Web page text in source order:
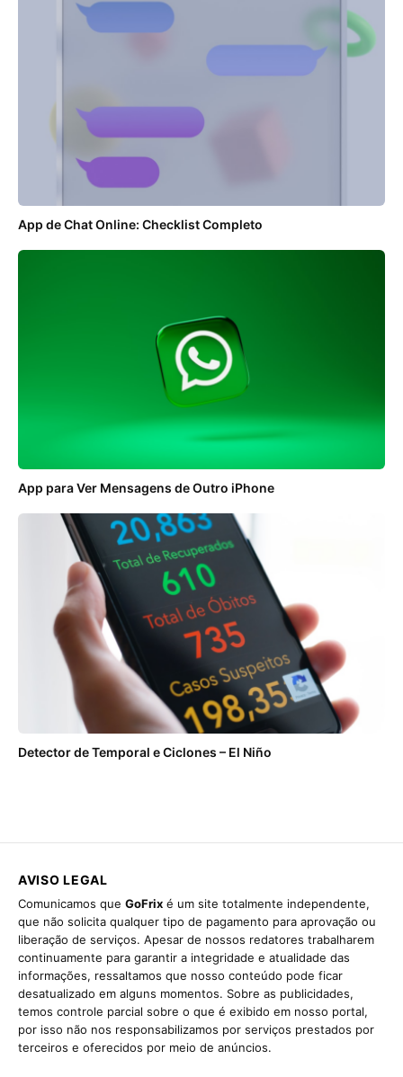
App de Chat Online: Checklist Completo
App para Ver Mensagens de Outro iPhone
Detector de Temporal e Ciclones – El Niño
AVISO LEGAL
Comunicamos que GoFrix é um site totalmente independente,
que não solicita qualquer tipo de pagamento para aprovação ou
liberação de serviços. Apesar de nossos redatores trabalharem
continuamente para garantir a integridade e atualidade das
informações, ressaltamos que nosso conteúdo pode ficar
desatualizado em alguns momentos. Sobre as publicidades,
temos controle parcial sobre o que é exibido em nosso portal,
por isso não nos responsabilizamos por serviços prestados por
terceiros e oferecidos por meio de anúncios.